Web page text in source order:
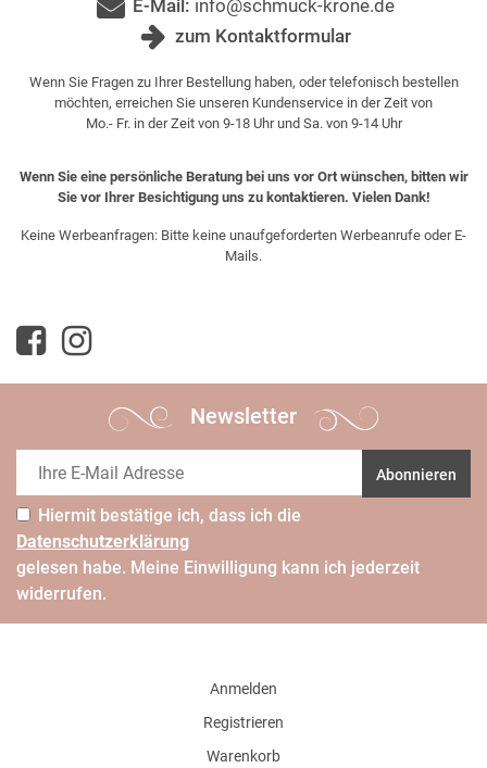
E-Mail: info@schmuck-krone.de
zum Kontaktformular
Wenn Sie Fragen zu Ihrer Bestellung haben, oder telefonisch bestellen
möchten, erreichen Sie unseren Kundenservice in der Zeit von
Mo.- Fr. in der Zeit von 9-18 Uhr und Sa. von 9-14 Uhr
Wenn Sie eine persönliche Beratung bei uns vor Ort wünschen, bitten wir
Sie vor Ihrer Besichtigung uns zu kontaktieren. Vielen Dank!
Keine Werbeanfragen: Bitte keine unaufgeforderten Werbeanrufe oder E-
Mails.
Newsletter
Abonnieren
Hiermit bestätige ich, dass ich die
Daten­schutz­erklärung
gelesen habe. Meine Einwilligung kann ich jederzeit
widerrufen.
Anmelden
Registrieren
Warenkorb